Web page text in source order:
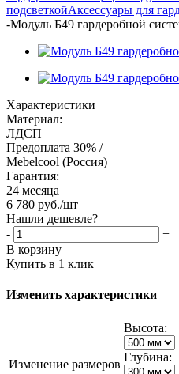
подсветкойАксессуары для
-Модуль Б49 гардеробной
Характеристики
Материал:
ЛДСП
Предоплата 30% /
Mebelcool (Россия)
Гарантия:
24 месяца
6 780 руб./шт
Нашли дешевле?
-
+
В корзину
Купить в 1 клик
Изменить характеристики
Изменение размеров
Высота:
Глубина: